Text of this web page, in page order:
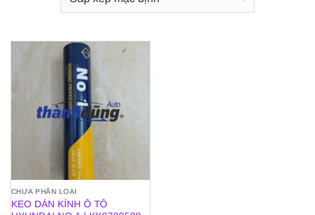
CHƯA PHÂN LOẠI
KEO DÁN KÍNH Ô TÔ